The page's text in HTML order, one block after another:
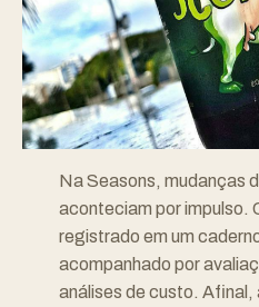
Na Seasons, mudanças
aconteciam por impulso.
registrado em um
acompanhado por
análises de custo. Afinal,